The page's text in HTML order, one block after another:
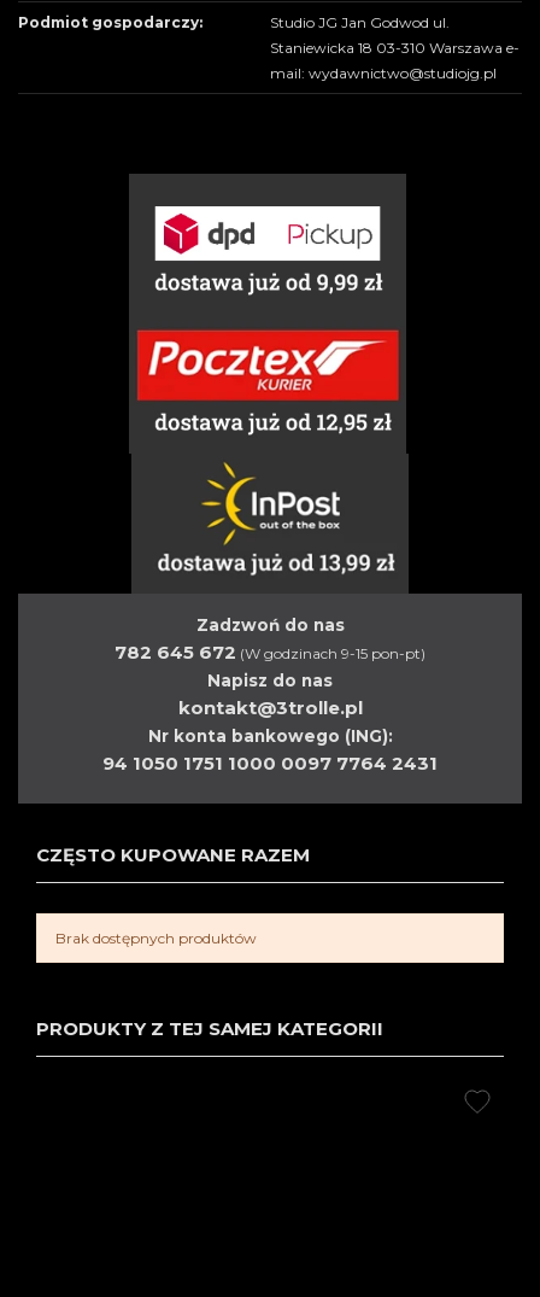
Podmiot gospodarczy:
Studio JG Jan Godwod ul.
Staniewicka 18 03-310 Warszawa e-
mail: wydawnictwo@studiojg.pl
Zadzwoń do nas
782 645 672 (W godzinach 9-15 pon-pt)
Napisz do nas
kontakt@3trolle.pl
Nr konta bankowego (ING):
94 1050 1751 1000 0097 7764 2431
CZĘSTO KUPOWANE RAZEM
Brak dostępnych produktów
PRODUKTY Z TEJ SAMEJ KATEGORII